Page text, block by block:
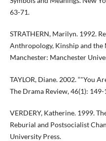
63-71.
STRATHERN, Marilyn. 1992.
Anthropology, Kinship and the
Manchester: Manchester
TAYLOR, Diane. 2002. “"You
The Drama Review, 46(1): 149-
VERDERY, Katherine. 1999.
Reburial and Postsocialist
University Press.